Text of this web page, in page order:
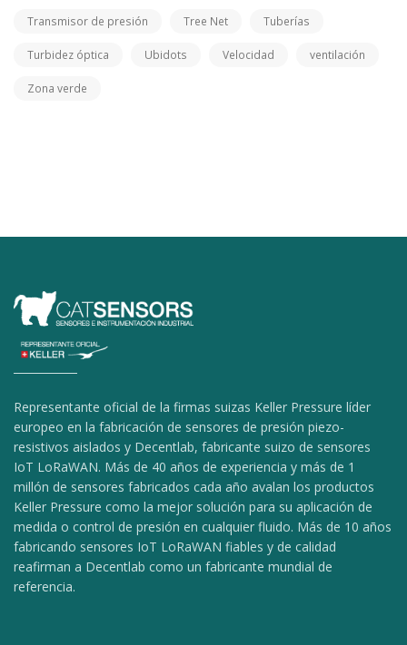
Transmisor de presión Tree Net Tuberías
Turbidez óptica Ubidots Velocidad ventilación
Zona verde
Representante oficial de la firmas suizas Keller Pressure líder
europeo en la fabricación de sensores de presión piezo-
resistivos aislados y Decentlab, fabricante suizo de sensores
IoT LoRaWAN. Más de 40 años de experiencia y más de 1
millón de sensores fabricados cada año avalan los productos
Keller Pressure como la mejor solución para su aplicación de
medida o control de presión en cualquier fluido. Más de 10 años
fabricando sensores IoT LoRaWAN fiables y de calidad
reafirman a Decentlab como un fabricante mundial de
referencia.